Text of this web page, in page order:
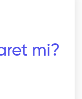
mi?